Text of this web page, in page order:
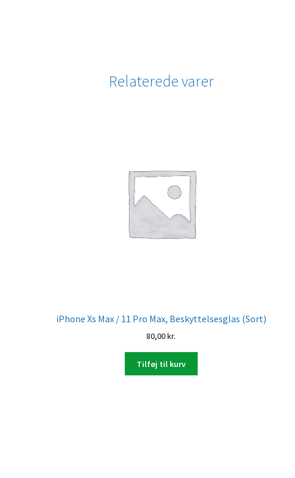
Relaterede varer
iPhone Xs Max / 11 Pro Max, Beskyttelsesglas (Sort)
80,00kr.
Tilføj til kurv